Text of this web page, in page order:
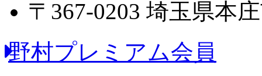
〒367-0203 埼玉県本
野村プレミアム会員